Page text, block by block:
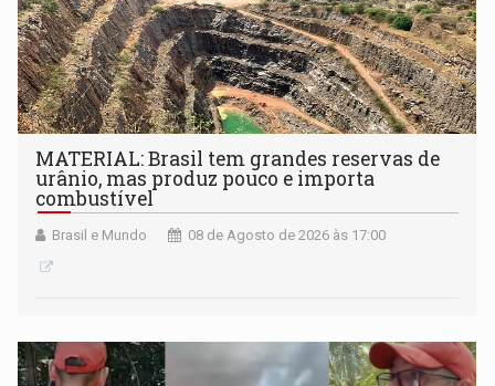
MATERIAL: Brasil tem grandes reservas de
urânio, mas produz pouco e importa
combustível
Brasil e Mundo 08 de Agosto de 2026 às 17:00